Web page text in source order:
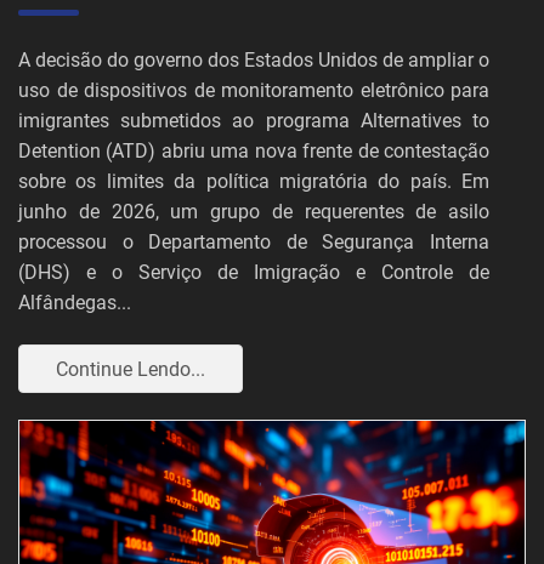
A decisão do governo dos Estados Unidos de ampliar o
uso de dispositivos de monitoramento eletrônico para
imigrantes submetidos ao programa Alternatives to
Detention (ATD) abriu uma nova frente de contestação
sobre os limites da política migratória do país. Em
junho de 2026, um grupo de requerentes de asilo
processou o Departamento de Segurança Interna
(DHS) e o Serviço de Imigração e Controle de
Alfândegas...
Continue Lendo...